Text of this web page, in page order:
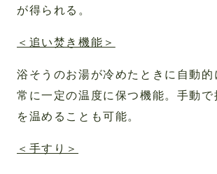
が得られる。
＜追い焚き機能＞
浴そうのお湯が冷めたときに自動的
常に一定の温度に保つ機能。手動で
を温めることも可能。
＜手すり＞